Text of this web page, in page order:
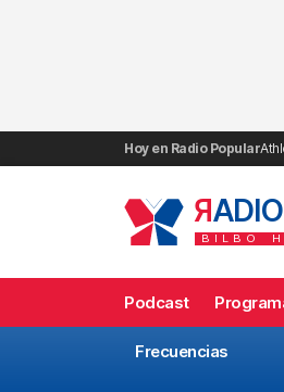
Hoy en Radio Popular
R
BILBO
Podcast
Frecuencias